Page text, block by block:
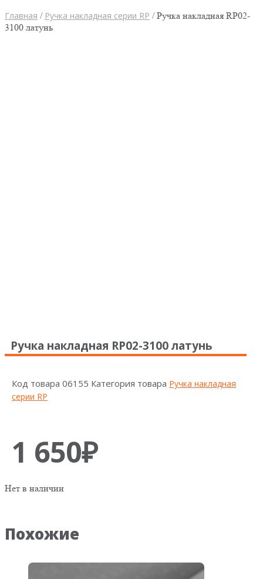
Главная / Ручка накладная серии RP / Ручка накладная RP02-
3100 латунь
Ручка накладная RP02-3100 латунь
Код товара 06155 Категория товара Ручка накладная
серии RP
1 650₽
Нет в наличии
Похожие